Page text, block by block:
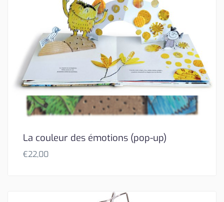
La couleur des émotions (pop-up)
€22,00